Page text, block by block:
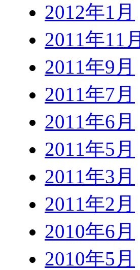
2012年1月
2011年11月
2011年9月
2011年7月
2011年6月
2011年5月
2011年3月
2011年2月
2010年6月
2010年5月